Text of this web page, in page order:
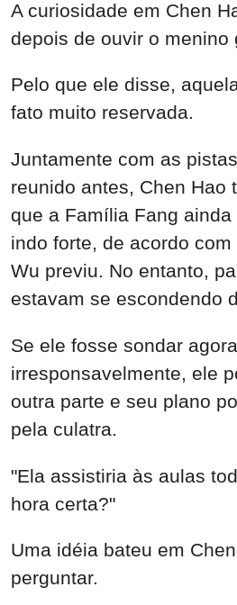
A curiosidade em Chen
depois de ouvir o menino
Pelo que ele disse,
fato muito reservada.
Juntamente com as
reunido antes, Chen Hao
que a Família Fang
indo forte, de acordo
Wu previu. No entanto,
estavam se escondendo